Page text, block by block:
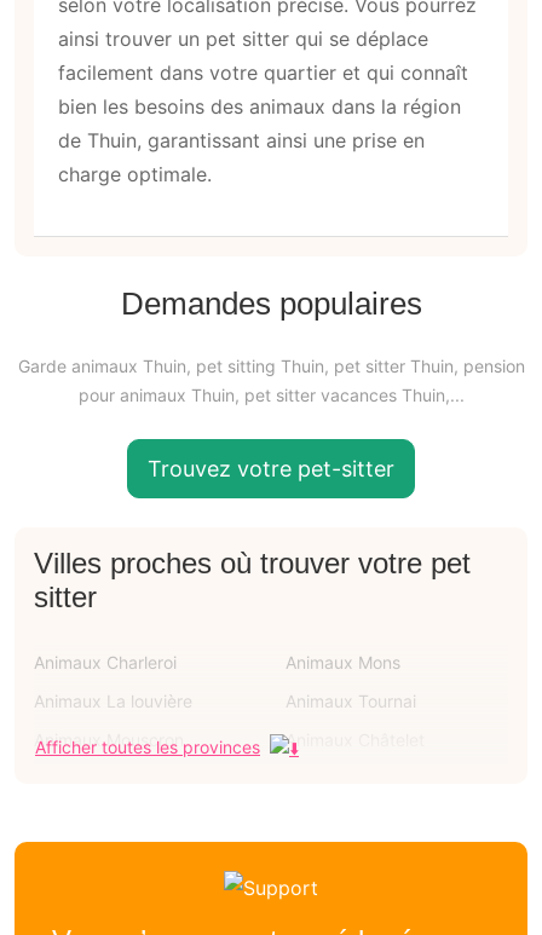
ainsi trouver un pet sitter qui se déplace
facilement dans votre quartier et qui connaît
bien les besoins des animaux dans la région
de Thuin, garantissant ainsi une prise en
charge optimale.
Demandes populaires
Garde animaux Thuin, pet sitting Thuin, pet sitter Thuin, pension
pour animaux Thuin, pet sitter vacances Thuin,...
Trouvez votre pet-sitter
Villes proches où trouver votre pet
sitter
Animaux Charleroi
Animaux Mons
Animaux La louvière
Animaux Tournai
Animaux Mouscron
Animaux Châtelet
Garde animaux Ham-sur-
Garde animaux Lobbes
Afficher toutes les provinces